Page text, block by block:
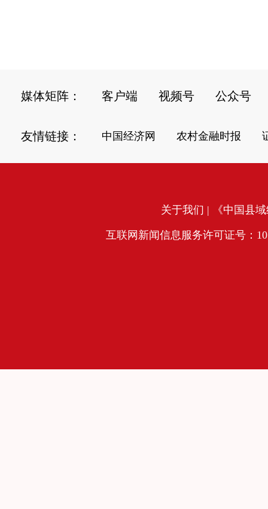
媒体矩阵： 客户端 视频号 公众号
友情链接： 中国经济网 农村金融时报
关于我们 | 《中国县
互联网新闻信息服务许可证号：